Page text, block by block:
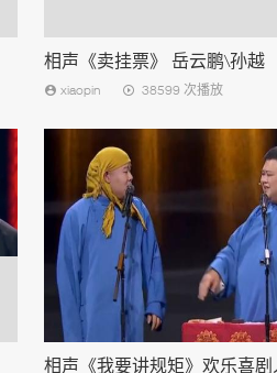
相声《卖挂票》 岳云鹏\孙越
xiaopin 38599 次播放
相声《我要讲规矩》欢乐喜